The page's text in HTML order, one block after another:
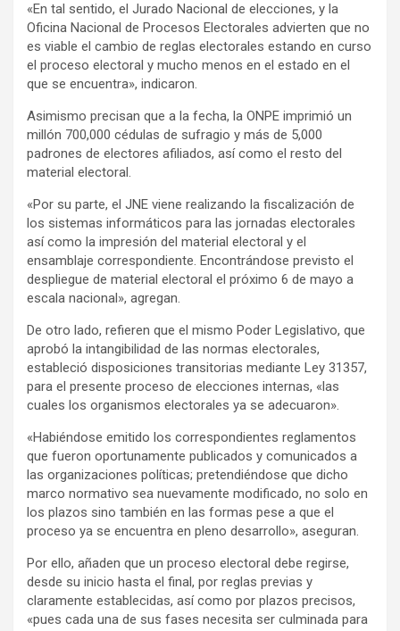
«En tal sentido, el Jurado Nacional de elecciones, y la
Oficina Nacional de Procesos Electorales advierten que no
es viable el cambio de reglas electorales estando en curso
el proceso electoral y mucho menos en el estado en el
que se encuentra», indicaron.
Asimismo precisan que a la fecha, la ONPE imprimió un
millón 700,000 cédulas de sufragio y más de 5,000
padrones de electores afiliados, así como el resto del
material electoral.
«Por su parte, el JNE viene realizando la fiscalización de
los sistemas informáticos para las jornadas electorales
así como la impresión del material electoral y el
ensamblaje correspondiente. Encontrándose previsto el
despliegue de material electoral el próximo 6 de mayo a
escala nacional», agregan.
De otro lado, refieren que el mismo Poder Legislativo, que
aprobó la intangibilidad de las normas electorales,
estableció disposiciones transitorias mediante Ley 31357,
para el presente proceso de elecciones internas, «las
cuales los organismos electorales ya se adecuaron».
«Habiéndose emitido los correspondientes reglamentos
que fueron oportunamente publicados y comunicados a
las organizaciones políticas; pretendiéndose que dicho
marco normativo sea nuevamente modificado, no solo en
los plazos sino también en las formas pese a que el
proceso ya se encuentra en pleno desarrollo», aseguran.
Por ello, añaden que un proceso electoral debe regirse,
desde su inicio hasta el final, por reglas previas y
claramente establecidas, así como por plazos precisos,
«pues cada una de sus fases necesita ser culminada para